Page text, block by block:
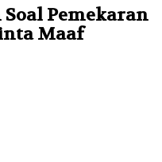
Pemekaran
Maaf